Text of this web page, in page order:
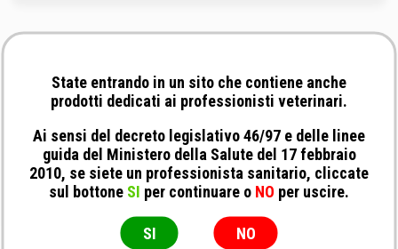
State entrando in un sito che contiene anche
prodotti dedicati ai professionisti veterinari.
Ai sensi del decreto legislativo 46/97 e delle linee
guida del Ministero della Salute del 17 febbraio
2010, se siete un professionista sanitario, cliccate
sul bottone SI per continuare o NO per uscire.
SI NO